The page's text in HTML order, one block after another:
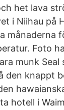
het lava
i Niihau på
månaderna
Foto
munk Seal
den knappt
hotell i